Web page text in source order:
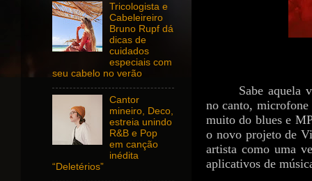
Sabe aquela
no canto, microfone
muito do blues e
o novo projeto de
artista como uma
aplicativos de
Tricologista e
Cabeleireiro
Bruno Rupf dá
dicas de
cuidados
especiais com
seu cabelo no verão
Cantor
mineiro, Deco,
estreia unindo
R&B e Pop
em canção
inédita
“Deletérios”